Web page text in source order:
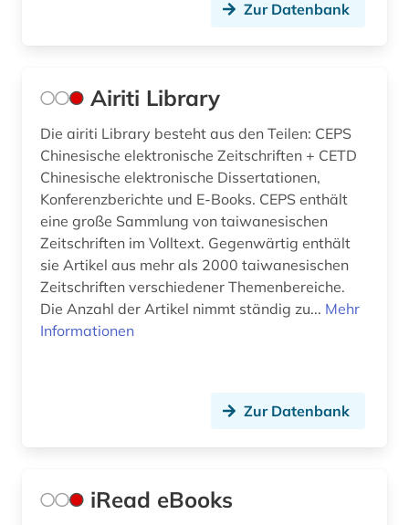
Zur Datenbank
Airiti Library
Die airiti Library besteht aus den Teilen: CEPS
Chinesische elektronische Zeitschriften + CETD
Chinesische elektronische Dissertationen,
Konferenzberichte und E-Books. CEPS enthält
eine große Sammlung von taiwanesischen
Zeitschriften im Volltext. Gegenwärtig enthält
sie Artikel aus mehr als 2000 taiwanesischen
Zeitschriften verschiedener Themenbereiche.
Die Anzahl der Artikel nimmt ständig zu... Mehr
Informationen
Zur Datenbank
iRead eBooks